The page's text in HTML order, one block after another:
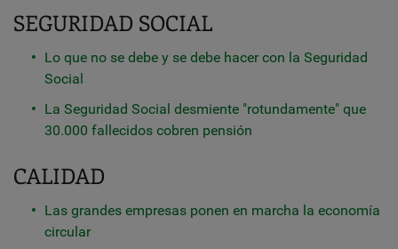
SEGURIDAD SOCIAL
Lo que no se debe y se debe hacer con la Seguridad
Social
La Seguridad Social desmiente "rotundamente" que
30.000 fallecidos cobren pensión
CALIDAD
Las grandes empresas ponen en marcha la economía
circular